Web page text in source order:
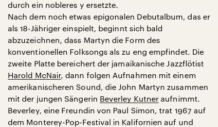
durch ein nobleres y ersetzte.
Nach dem noch etwas epigonalen Debutalbum, das er
als 18-Jähriger einspielt, beginnt sich bald
abzuzeichnen, dass Martyn die Form des
konventionellen Folksongs als zu eng empfindet. Die
zweite Platte bereichert der jamaikanische Jazzflötist
Harold McNair, dann folgen Aufnahmen mit einem
amerikanischeren Sound, die John Martyn zusammen
mit der jungen Sängerin Beverley Kutner aufnimmt.
Beverley, eine Freundin von Paul Simon, trat 1967 auf
dem Monterey-Pop-Festival in Kalifornien auf und